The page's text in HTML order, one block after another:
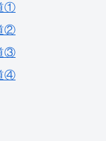
①
②
③
④